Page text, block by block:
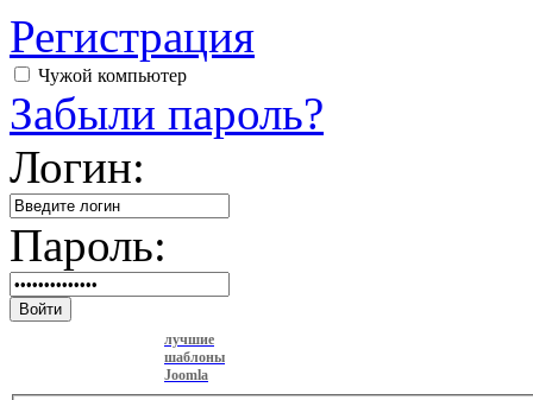
Регистрация
Чужой компьютер
Забыли пароль?
Логин:
Пароль:
Войти
лучшие
шаблоны
Joomla